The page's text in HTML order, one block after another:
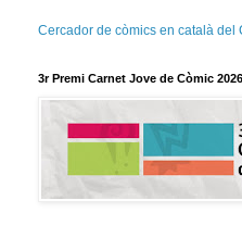
Cercador de còmics en català del
3r Premi Carnet Jove de Còmic 2026